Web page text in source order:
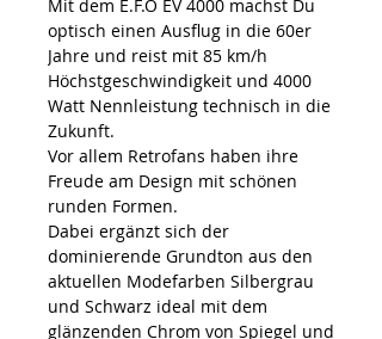
Mit dem E.F.O EV 4000 machst Du
optisch einen Ausflug in die 60er
Jahre und reist mit 85 km/h
Höchstgeschwindigkeit und 4000
Watt Nennleistung technisch in die
Zukunft.
Vor allem Retrofans haben ihre
Freude am Design mit schönen
runden Formen.
Dabei ergänzt sich der
dominierende Grundton aus den
aktuellen Modefarben Silbergrau
und Schwarz ideal mit dem
glänzenden Chrom von Spiegel und